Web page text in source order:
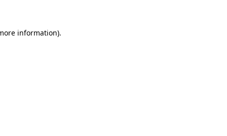
information).